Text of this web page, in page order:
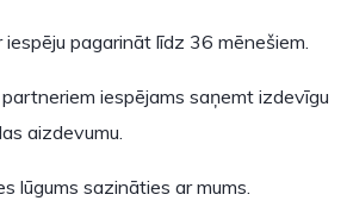
pagarināt līdz 36 mēnešiem.
iespējams saņemt izdevīgu
aizdevumu.
lūgums sazināties ar mums.